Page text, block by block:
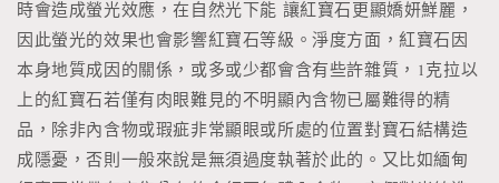
時會造成螢光效應，在自然光下能 讓紅寶石更顯嬌妍鮮麗，
因此螢光的效果也會影響紅寶石等級。淨度方面，紅寶石因
本身地質成因的關係，或多或少都會含有些許雜質，1克拉以
上的紅寶石若僅有肉眼難見的不明顯內含物已屬難得的精
品，除非內含物或瑕疵非常顯眼或所處的位置對寶石結構造
成隱憂，否則一般來說是無須過度執著於此的。又比如緬甸